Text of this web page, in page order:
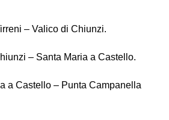
– Valico di Chiunzi.
– Santa Maria a Castello.
a Castello – Punta Campanella